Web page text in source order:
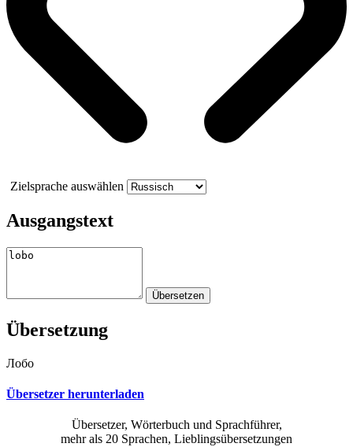
Zielsprache auswählen
Ausgangstext
Übersetzung
Лобо
Übersetzer herunterladen
Übersetzer, Wörterbuch und Sprachführer,
mehr als 20 Sprachen, Lieblingsübersetzungen